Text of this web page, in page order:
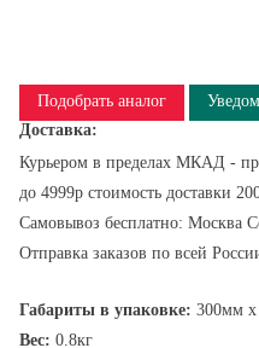
Подобрать аналог
Доставка:
Курьером в пределах МКАД -
до 4999р стоимость доставки
Самовывоз бесплатно: Москва
Отправка заказов по всей
Габариты в упаковке: 300мм
Вес: 0.8кг